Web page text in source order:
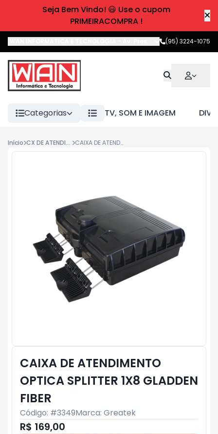
Seja Bem Vindo! 😃 Use o cupom
PRIMEIRACOMPRA !
Av. Pres. Castelo Branco,Boa
(95) 3224-1075
Categorias TV, SOM E IMAGEM
Início CX DE ATENDIMENTO CTO CAIXA DE ATENDIMENTO OPTICA SPLITTER 1X8 GLADDEN FIBER
CAIXA DE ATENDIMENTO
OPTICA SPLITTER 1X8 GLADDEN
FIBER
Código: #3349Marca: Greatek
R$ 169,00